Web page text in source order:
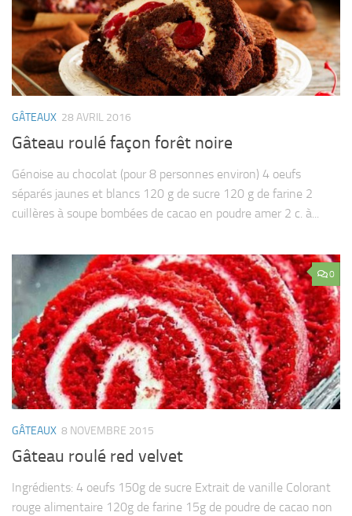
GÂTEAUX 28 AVRIL 2016
Gâteau roulé façon forêt noire
Génoise au chocolat (pour 8 personnes environ) 4 oeufs
séparés jaunes et blancs 120 g de sucre 120 g de farine 2
cuillères à soupe bombées de cacao en poudre amer 2 c. à...
0
GÂTEAUX 8 NOVEMBRE 2015
Gâteau roulé red velvet
Ingrédients: 4 oeufs 150g de sucre Extrait de vanille Colorant
rouge alimentaire 120g de farine 15g de poudre de cacao non